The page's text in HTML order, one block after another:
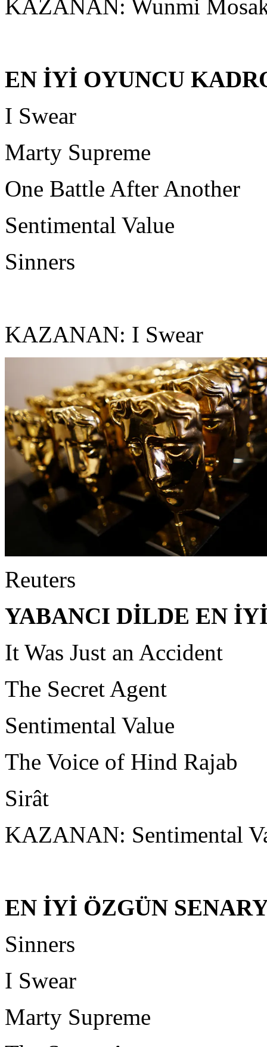
KAZANAN: Wunmi
EN İYİ OYUNCU
I Swear
Marty Supreme
One Battle After Another
Sentimental Value
Sinners
KAZANAN: I Swear
Reuters
YABANCI DİLDE EN
It Was Just an Accident
The Secret Agent
Sentimental Value
The Voice of Hind Rajab
Sirât
KAZANAN: Sentimental
EN İYİ ÖZGÜN
Sinners
I Swear
Marty Supreme